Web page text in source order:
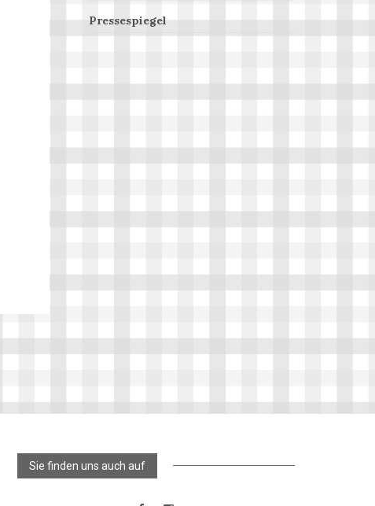
Pressespiegel
Sie finden uns auch auf